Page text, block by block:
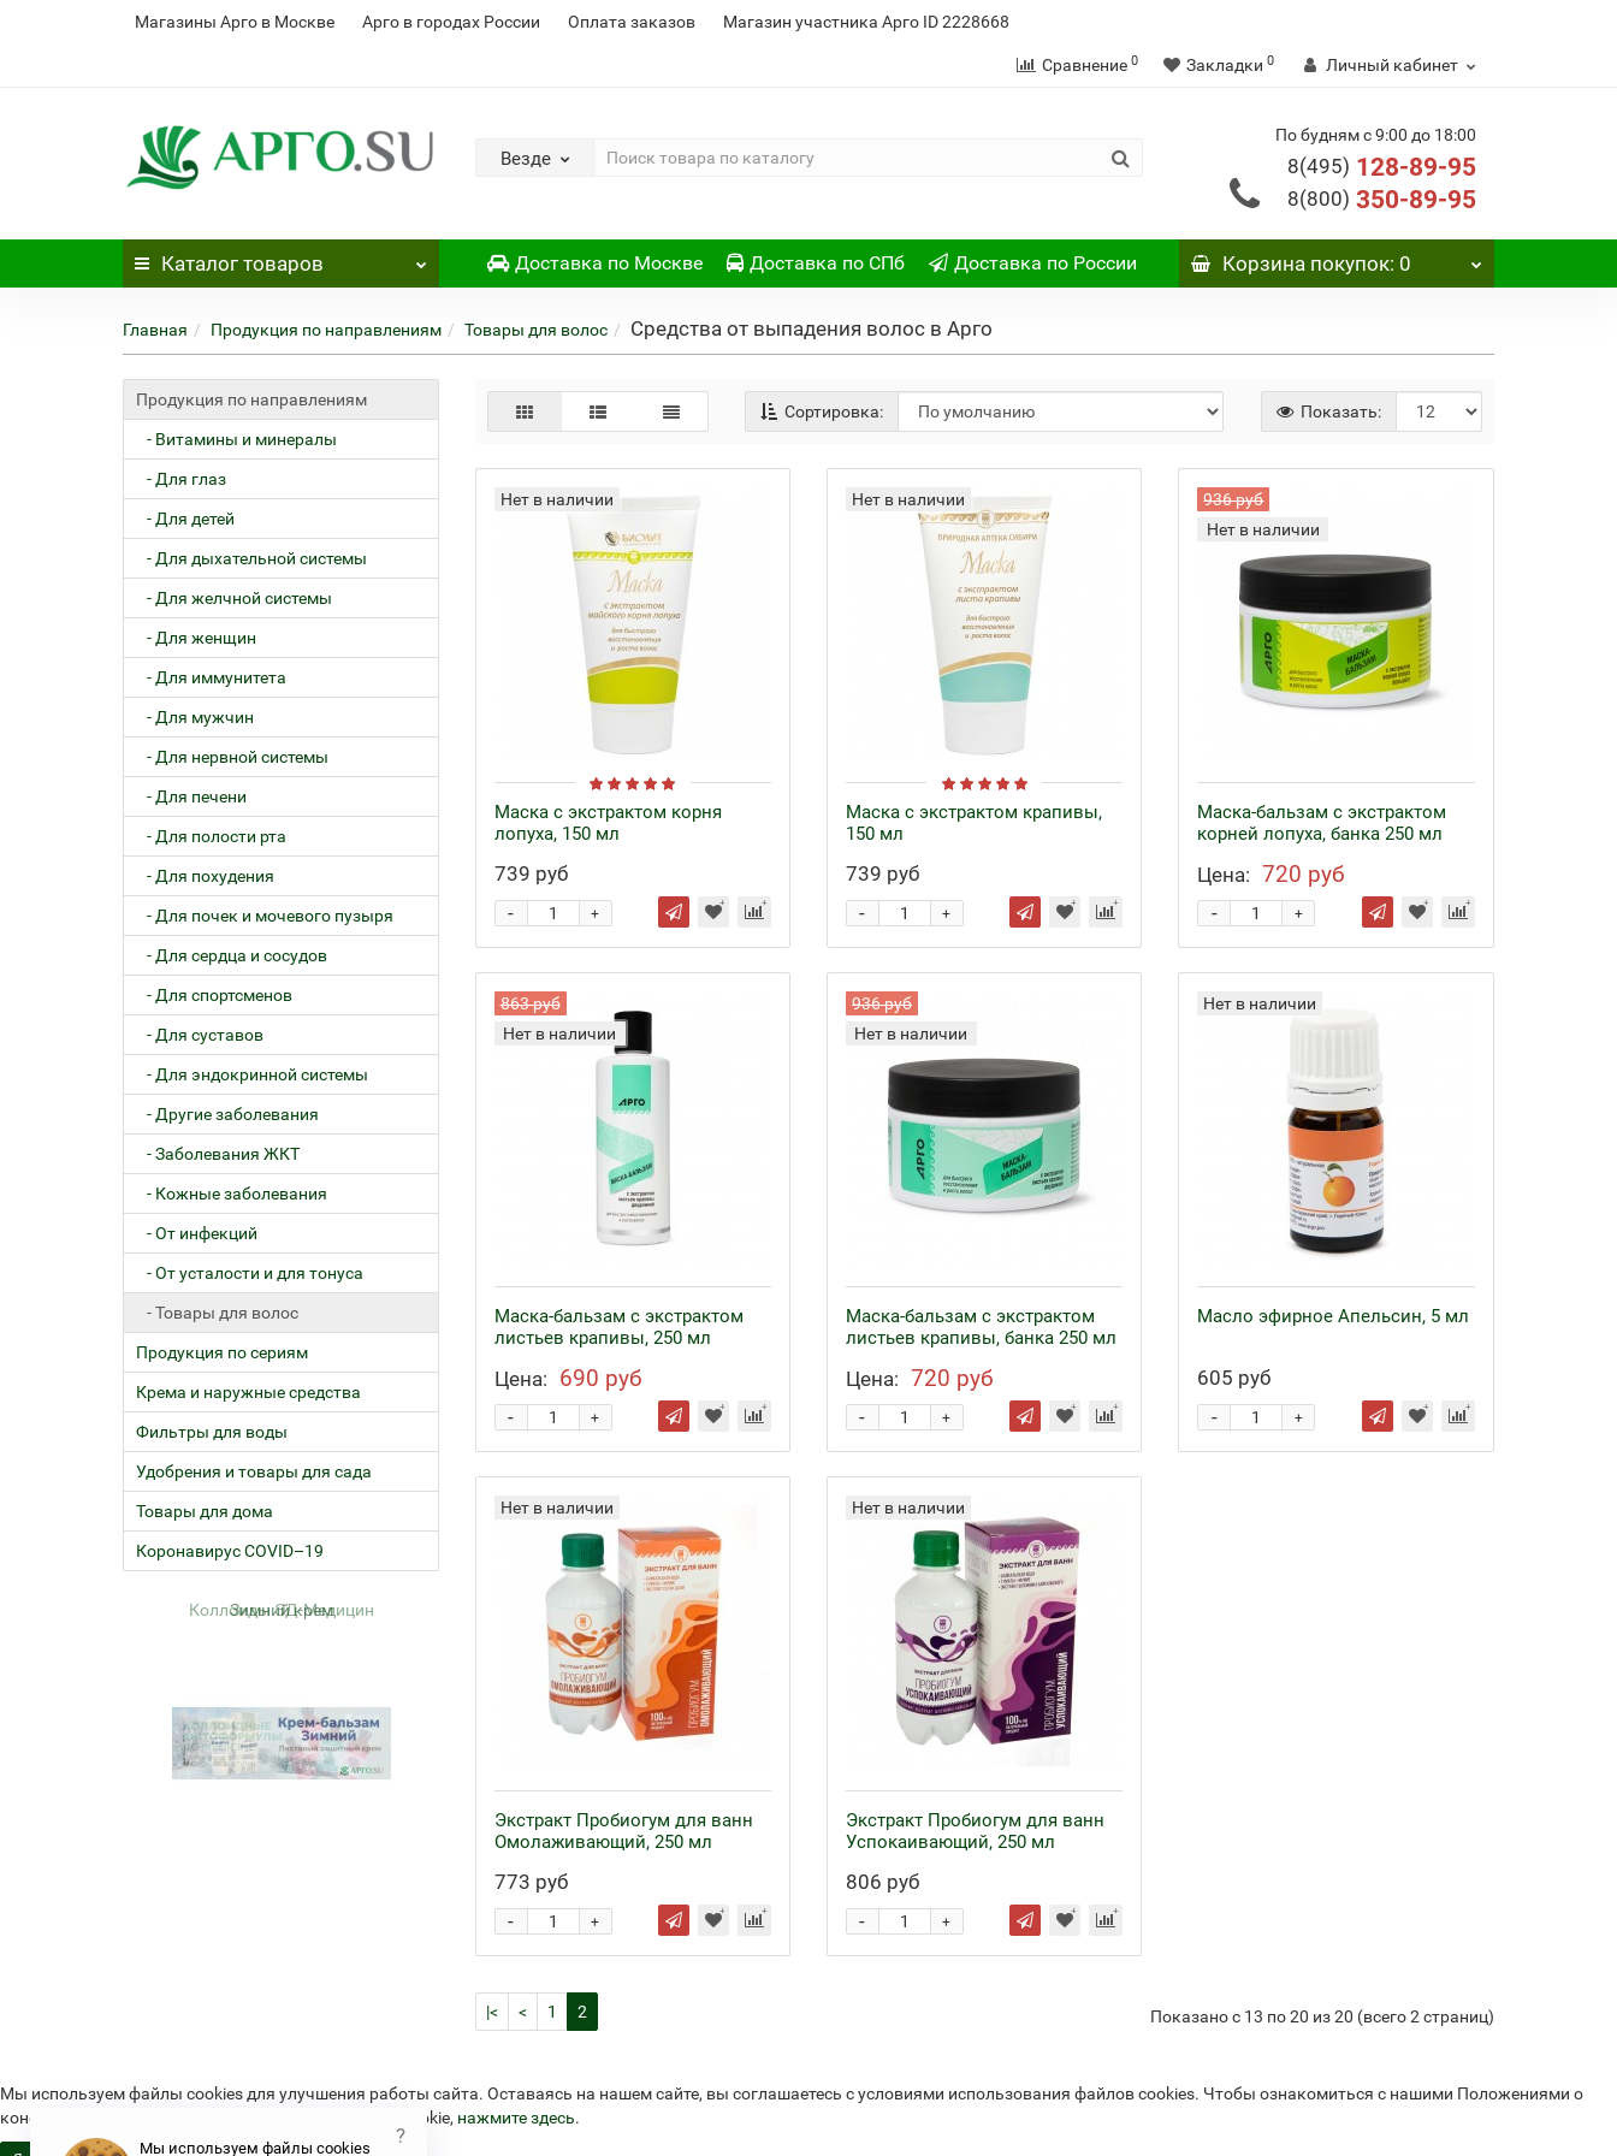
Магазины Арго в Москве Арго в городах России Оплата заказов Магазин участника Арго ID 2228668
Сравнение 0 Закладки 0 Личный кабинет
Везде
По будням с 9:00 до 18:00
8(495) 128-89-95
8(800) 350-89-95
Каталог товаров Доставка по Москве Доставка по СПб Доставка по России Корзинапокупок: 0
Главная Продукция по направлениям Товары для волос Средства от выпадения волос в Арго
Продукция по направлениям
- Витамины и минералы
- Для глаз
- Для детей
- Для дыхательной системы
- Для желчной системы
- Для женщин
- Для иммунитета
- Для мужчин
- Для нервной системы
- Для печени
- Для полости рта
- Для похудения
- Для почек и мочевого пузыря
- Для сердца и сосудов
- Для спортсменов
- Для суставов
- Для эндокринной системы
- Другие заболевания
- Заболевания ЖКТ
- Кожные заболевания
- От инфекций
- От усталости и для тонуса
- Товары для волос
Продукция по сериям
Крема и наружные средства
Фильтры для воды
Удобрения и товары для сада
Товары для дома
Коронавирус COVID–19
Зимний крем
Коллоиды ЭД-Медицин Железо с кофакторами Аппликаторы Ляпко
Сортировка: Показать:
Нет в наличии
Маска с экстрактом корня
лопуха, 150 мл
739 руб
+
-
Нет в наличии
Маска с экстрактом крапивы,
150 мл
739 руб
+
-
936 руб
Нет в наличии
Маска-бальзам с экстрактом
корней лопуха, банка 250 мл
Цена: 720 руб
+
-
863 руб
Нет в наличии
Маска-бальзам с экстрактом
листьев крапивы, 250 мл
Цена: 690 руб
+
-
936 руб
Нет в наличии
Маска-бальзам с экстрактом
листьев крапивы, банка 250 мл
Цена: 720 руб
+
-
Нет в наличии
Масло эфирное Апельсин, 5 мл
605 руб
+
-
Нет в наличии
Экстракт Пробиогум для ванн
Омолаживающий, 250 мл
773 руб
+
-
Нет в наличии
Экстракт Пробиогум для ванн
Успокаивающий, 250 мл
806 руб
+
-
|< < 1 2 Показано с 13 по 20 из 20 (всего 2 страниц)
Мы используем файлы cookies для улучшения работы сайта. Оставаясь на нашем сайте, вы соглашаетесь с условиями использования файлов cookies. Чтобы ознакомиться с нашими Положениями о
конфиденциальности и об использовании файлов cookie, нажмите здесь.
Мы используем файлы cookies
?